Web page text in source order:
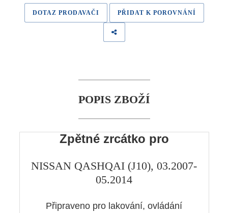
DOTAZ PRODAVAČI PŘIDAT K POROVNÁNÍ
POPIS ZBOŽÍ
Zpětné zrcátko pro
NISSAN QASHQAI (J10), 03.2007-
05.2014
Připraveno pro lakování, ovládání